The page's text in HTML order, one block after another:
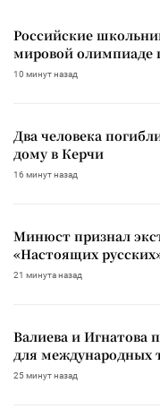
Российские
мировой олимпиаде
10 минут назад
Два человека
дому в Керчи
16 минут назад
Минюст признал
«Настоящих
21 минута назад
Валиева и Игнатова
для международных
25 минут назад